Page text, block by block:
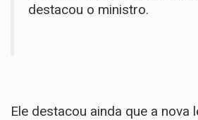
destacou o ministro.
Ele destacou ainda que a nova